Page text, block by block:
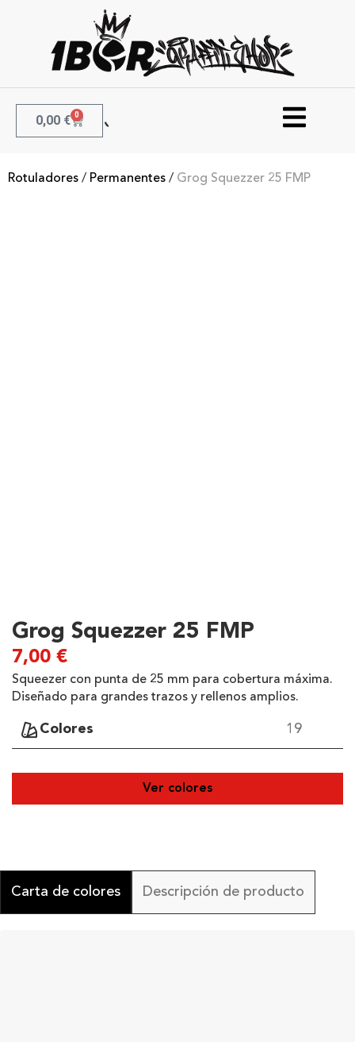
0,00 € 0
Rotuladores / Permanentes / Grog Squezzer 25 FMP
Grog Squezzer 25 FMP
7,00 €
Squeezer con punta de 25 mm para cobertura máxima.
Diseñado para grandes trazos y rellenos amplios.
Colores 19
Ver colores
Carta de colores Descripción de producto